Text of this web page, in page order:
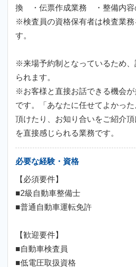
換 ・伝票作成業務 ・整備内
※検査員の資格保有者は検査業務
す。
※来場予約制となっているため
られます。
※お客様と直接お話できる機会
です。「あなたに任せてよかっ
頂けたり、お知り合いをご紹介
を直接感じられる業務です。
必要な経験・資格
【必須要件】
■2級自動車整備士
■普通自動車運転免許
【歓迎要件】
■自動車検査員
■低電圧取扱資格